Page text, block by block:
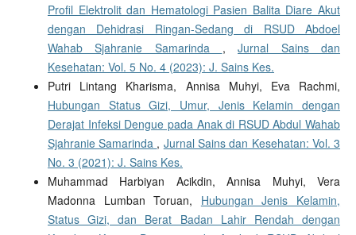
Profil Elektrolit dan Hematologi Pasien Balita Diare Akut
dengan Dehidrasi Ringan-Sedang di RSUD Abdoel
Wahab Sjahranie Samarinda ,Jurnal Sains dan
Kesehatan: Vol. 5 No. 4 (2023): J. Sains Kes.
Putri Lintang Kharisma, Annisa Muhyi, Eva Rachmi,
Hubungan Status Gizi, Umur, Jenis Kelamin dengan
Derajat Infeksi Dengue pada Anak di RSUD Abdul Wahab
Sjahranie Samarinda , Jurnal Sains dan Kesehatan: Vol. 3
No. 3 (2021): J. Sains Kes.
Muhammad Harbiyan Acikdin, Annisa Muhyi, Vera
Madonna Lumban Toruan, Hubungan Jenis Kelamin,
Status Gizi, dan Berat Badan Lahir Rendah dengan